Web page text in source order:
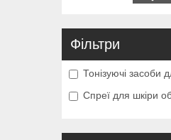
Фільтри
Тонізуючі засоби
Спреї для шкіри